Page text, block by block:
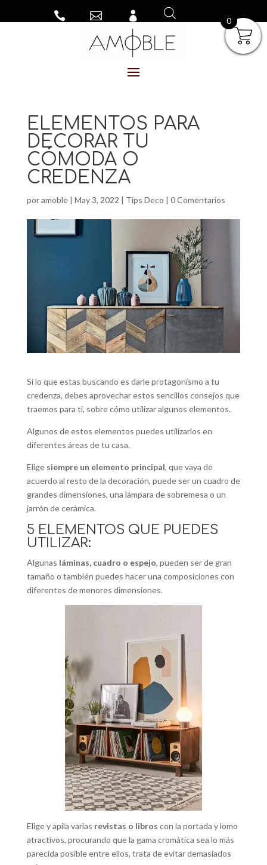
  
ELEMENTOS PARA
DECORAR TU
CÓMODA O
CREDENZA
poramoble| May 3, 2022 | Tips Deco | 0 Comentarios
Si lo que estas buscando es darle protagonismo a tu
credenza, debes aprovechar estos sencillos consejos que
traemos para ti, sobre cómo utilizar algunos elementos.
Algunos de estos elementos puedes utilizarlos en
diferentes áreas de tu casa.
Elige siempre un elemento principal, que vaya de
acuerdo al resto de la decoración, puede ser un cuadro de
grandes dimensiones, una lámpara de sobremesa o un
jarrón de cerámica.
5 ELEMENTOS QUE PUEDES
UTILIZAR:
Algunas láminas, cuadro o espejo, pueden ser de gran
tamaño o también puedes hacer una composiciones con
diferentes de menores dimensiones.
Elige y apila varias revistas o libros con la portada y lomo
atractivos, procurando que la gama cromática sea lo más
parecida posible entre ellos, trata de evitar demasiados
0